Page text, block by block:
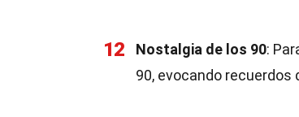
12 Nostalgia de los 90:
90, evocando recuerdos